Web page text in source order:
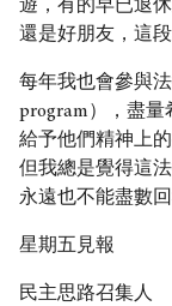
遊，有的早已退
還是好朋友，這
每年我也會參與
program），盡量
給予他們精神上
但我總是覺得這
永遠也不能盡數回
星期五見報
民主思路召集人